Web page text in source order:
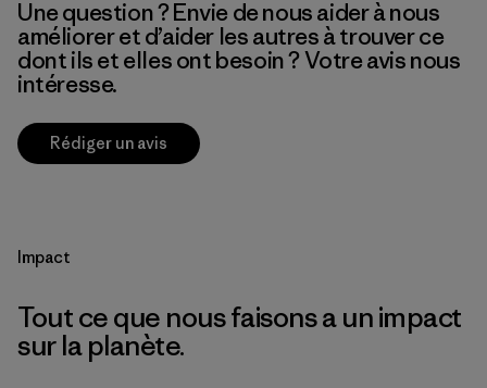
Une question ? Envie de nous aider à nous
améliorer et d’aider les autres à trouver ce
dont ils et elles ont besoin ? Votre avis nous
intéresse.
Rédiger un avis
Impact
Tout ce que nous faisons a un impact
sur la planète.